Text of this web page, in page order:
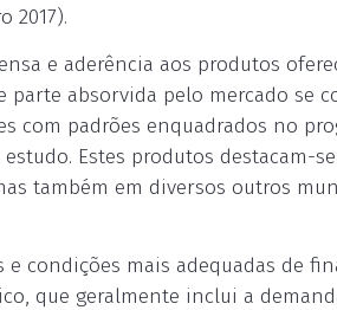
2017).
e aderência aos produtos
parte absorvida pelo mercado se
padrões enquadrados no
Estes produtos destacam-
também em diversos outros
e condições mais adequadas de
que geralmente inclui a